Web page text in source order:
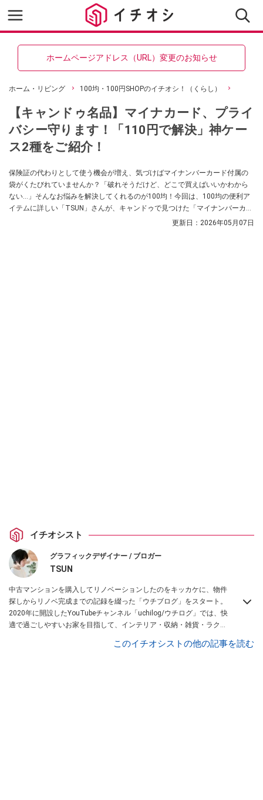
ホームページアドレス（URL）変更のお知らせ
ホーム・リビング 100均・100円SHOPのイチオシ！（くらし）
【キャンドゥ名品】マイナカード、プライ
バシー守ります！「110円で解決」神ケー
ス2種をご紹介！
保険証の代わりとして使う機会が増え、気づけばマイナンバーカード付属の
袋がくたびれていませんか？「破れそうだけど、どこで買えばいいかわから
ない…」そんなお悩みを解決してくれるのが100均！今回は、100均の便利ア
イテムに詳しい「TSUN」さんが、キャンドゥで見つけた「マイナンバーカー
更新日： 2026年05月07日
イチオシスト
グラフィックデザイナー / ブロガー
TSUN
中古マンションを購入してリノベーションしたのをキッカケに、物件
探しからリノベ完成までの記録を綴った「ウチブログ」をスタート。
2020年に開設したYouTubeチャンネル「uchilog/ウチログ」では、快
適で過ごしやすいお家を目指して、インテリア・収納・雑貨・ラク家
ーランス主婦。家族は夫婦＋猫1匹。・第9回ESSEインテリアグラン
このイチオシストの他の記事を読む